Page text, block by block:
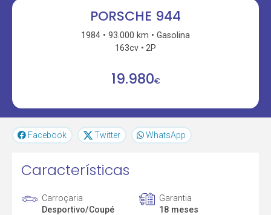
PORSCHE 944
1984 93.000 km
Gasolina
163cv
2P
19.980€
Facebook Twitter WhatsApp
Características
Carroçaria
Desportivo/Coupé
Garantia
18 meses